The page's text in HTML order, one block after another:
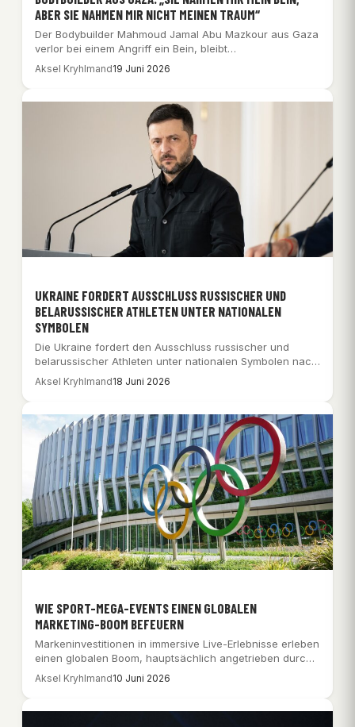
ABER SIE NAHMEN MIR NICHT MEINEN TRAUM“
Der Bodybuilder Mahmoud Jamal Abu Mazkour aus Gaza
verlor bei einem Angriff ein Bein, bleibt…
Aksel Kryhlmand19 Juni 2026
UKRAINE FORDERT AUSSCHLUSS RUSSISCHER UND
BELARUSSISCHER ATHLETEN UNTER NATIONALEN
SYMBOLEN
Die Ukraine fordert den Ausschluss russischer und
belarussischer Athleten unter nationalen Symbolen nach
einem IOC-Kurswechsel…
Aksel Kryhlmand18 Juni 2026
WIE SPORT-MEGA-EVENTS EINEN GLOBALEN
MARKETING-BOOM BEFEUERN
Markeninvestitionen in immersive Live-Erlebnisse erleben
einen globalen Boom, hauptsächlich angetrieben durch
hochkarätige internationale Sportevents.
Aksel Kryhlmand10 Juni 2026